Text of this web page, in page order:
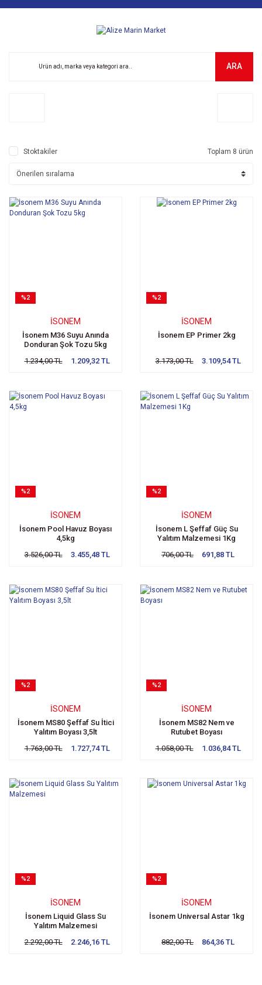
ARA
Stoktakiler Toplam 8 ürün
%2
İSONEM
İsonem M36 Suyu Anında
Donduran Şok Tozu 5kg
1.234,00 TL
1.209,32 TL
%2
İSONEM
İsonem EP Primer 2kg
3.173,00 TL 3.109,54 TL
%2
İSONEM
İsonem Pool Havuz Boyası
4,5kg
3.526,00 TL
3.455,48 TL
%2
İSONEM
İsonem L Şeffaf Güç Su
Yalıtım Malzemesi 1Kg
706,00 TL
691,88 TL
%2
İSONEM
İsonem MS80 Şeffaf Su İtici
Yalıtım Boyası 3,5lt
1.763,00 TL
1.727,74 TL
%2
İSONEM
İsonem MS82 Nem ve
Rutubet Boyası
1.058,00 TL
1.036,84 TL
%2
İSONEM
İsonem Liquid Glass Su
Yalıtım Malzemesi
2.292,00 TL
2.246,16 TL
%2
İSONEM
İsonem Universal Astar 1kg
882,00 TL 864,36 TL